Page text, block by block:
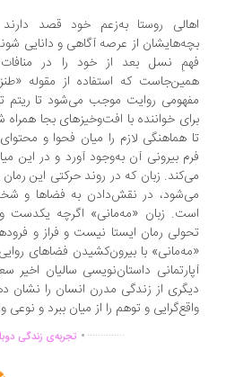
روستا به‌زعم خود قصد دارند تا
از عرصه آگاهی و دانایی شوند،
نسل بعد از خود را در منافات با
که استفاده از مقوله «طنز» در
روایت موجب می‌شود تا ریتم
خواننده با افت‌و‌خیزهای بجا همراه شود.
هماهنگی لازم را میان فحوا و محتوای
بیرونی آن به‌وجود آورد و در این میان
زبان که در روند حرکتی این رمان و
در نقش‌دادن به فضاها و
زبان «مه‌مانی» اگرچه یکدست و
رمان ایستا نیست و فراز و فرودهای
با بیرون‌کشیدن فضاهای روایی
داستان‌نویسی سالیان اخیر سعی
از زندگی مدرن انسان را نشان دهد و
و توهم را از میان ببرد و نوعی
.تجربه‌ی زندگی دوباره ...............